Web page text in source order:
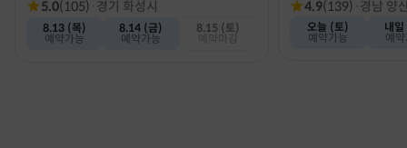
5.0(105) · 경기 화성시
8.13 (목)
예약가능
8.14 (금)
예약가능
8.15 (토)
4.9(139) · 경남 양
오늘 (토)
예약가능
내
예